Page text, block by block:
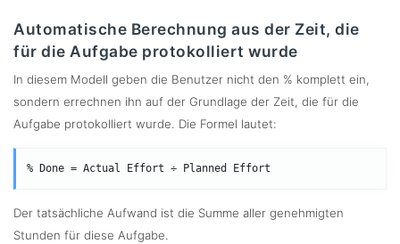
Automatische Berechnung aus der Zeit, die
für die Aufgabe protokolliert wurde
In diesem Modell geben die Benutzer nicht den % komplett ein,
sondern errechnen ihn auf der Grundlage der Zeit, die für die
Aufgabe protokolliert wurde. Die Formel lautet:
% Done = Actual Effort ÷ Planned Effort
Der tatsächliche Aufwand ist die Summe aller genehmigten
Stunden für diese Aufgabe.